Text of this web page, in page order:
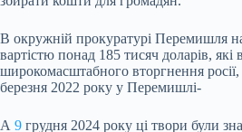
В окружній прокуратурі Перемишля
вартістю понад 185 тисяч доларів, які
широкомасштабного вторгнення
березня 2022 року у Перемишлі-
А 9 грудня 2024 року ці твори були